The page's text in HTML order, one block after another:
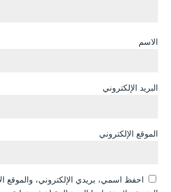
الاسم
البريد الإلكتروني
الموقع الإلكتروني
احفظ اسمي، بريدي الإلكتروني، والموقع